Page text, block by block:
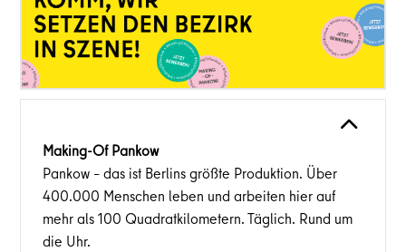
Making-Of Pankow
Pankow – das ist Berlins größte Produktion. Über
400.000 Menschen leben und arbeiten hier auf
mehr als 100 Quadratkilometern. Täglich. Rund um
die Uhr.